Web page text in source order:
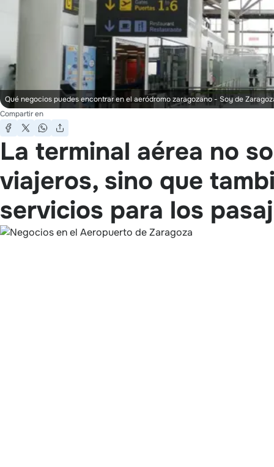
Qué negocios puedes encontrar en el aeródromo zaragozano - Soy de
Compartir en
La terminal aérea no
viajeros, sino que
servicios para los